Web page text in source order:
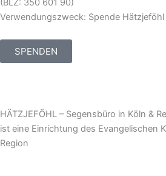
(BLZ: 350 601 90)
Verwendungszweck: Spende Hätzjeföhl
SPENDEN
HÄTZJEFÖHL – Segensbüro in Köln &
ist eine Einrichtung des Evangelischen
Region